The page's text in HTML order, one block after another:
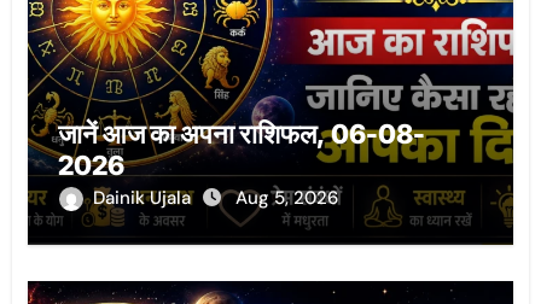
जानें आज का अपना राशिफल, 06-08-
2026
Dainik Ujala Aug 5, 2026